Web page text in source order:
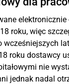
elektronicznie
roku, więc
wcześniejszych
roku dostawcy
nie
jednak nadal